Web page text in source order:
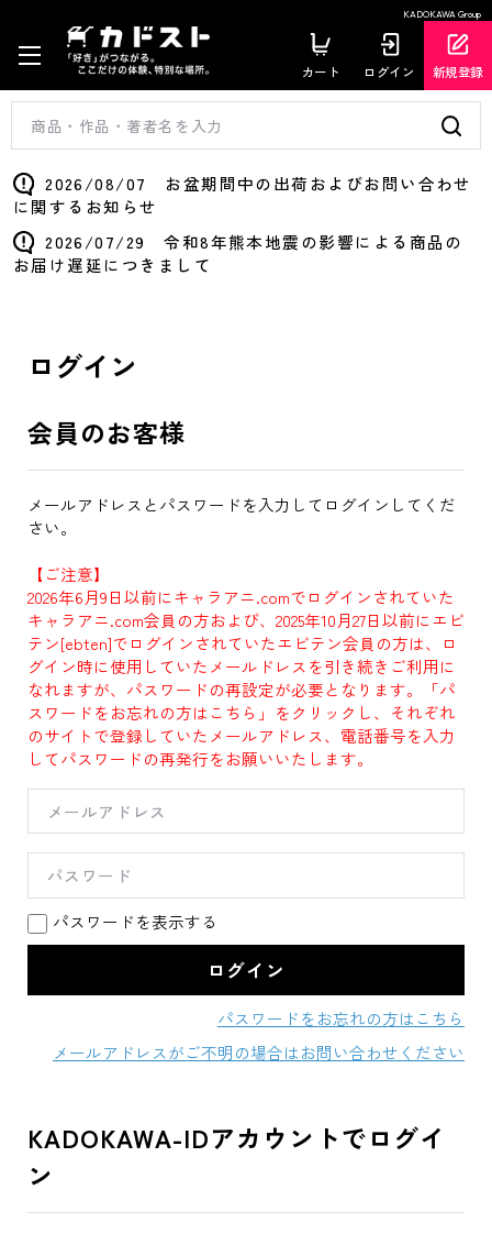
KADOKAWA Group
カート ログイン 新規登録
2026/08/07 お盆期間中の出荷およびお問い合わせ
に関するお知らせ
2026/07/29 令和8年熊本地震の影響による商品の
お届け遅延につきまして
ログイン
会員のお客様
メールアドレスとパスワードを入力してログインしてくだ
さい。
【ご注意】
2026年6月9日以前にキャラアニ.comでログインされていた
キャラアニ.com会員の方および、2025年10月27日以前にエビ
テン[ebten]でログインされていたエビテン会員の方は、ロ
グイン時に使用していたメールドレスを引き続きご利用に
なれますが、パスワードの再設定が必要となります。「パ
スワードをお忘れの方はこちら」をクリックし、それぞれ
のサイトで登録していたメールアドレス、電話番号を入力
してパスワードの再発行をお願いいたします。
パスワードを表示する
パスワードをお忘れの方はこちら
メールアドレスがご不明の場合はお問い合わせください
KADOKAWA-IDアカウントでログイ
ン